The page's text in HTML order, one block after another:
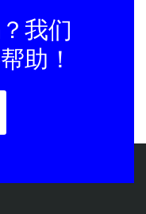
我们
助！